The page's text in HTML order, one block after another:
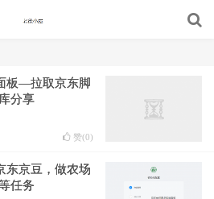
板—拉取京东脚
分享
赞(0)
东京豆，做农场
任务